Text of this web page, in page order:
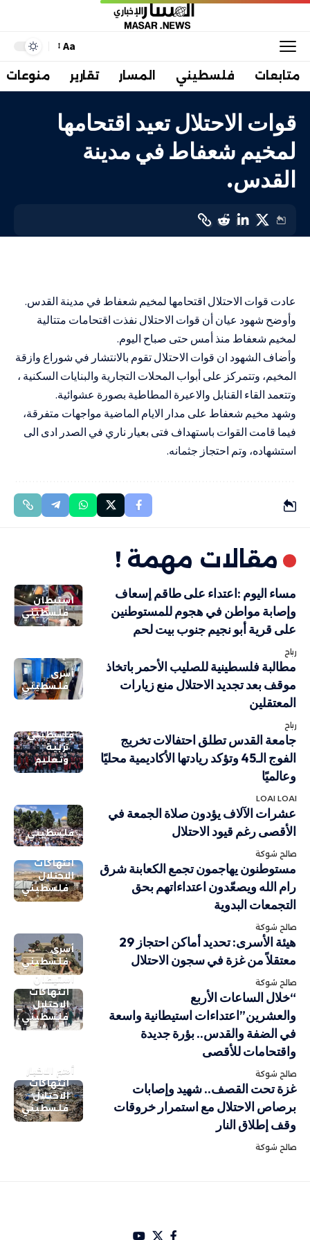
Aa
متابعات فلسطيني المسار تقارير منوعات
قوات الاحتلال تعيد اقتحامها
لمخيم شعفاط في مدينة
القدس.
عادت قوات الاحتلال اقتحامها لمخيم شعفاط في مدينة القدس.
وأوضح شهود عيان أن قوات الاحتلال نفذت اقتحامات متتالية
لمخيم شعفاط منذ أمس حتى صباح اليوم.
وأضاف الشهود ان قوات الاحتلال تقوم بالانتشار في شوراع وازقة
المخيم، وتتمركز على أبواب المحلات التجارية والبنايات السكنية ،
وتتعمد القاء القنابل والاعيرة المطاطية بصورة عشوائية.
وشهد مخيم شعفاط على مدار الايام الماضية مواجهات متفرقة،
فيما قامت القوات باستهداف فتى بعيار ناري في الصدر ادى الى
استشهاده، وتم احتجاز جثمانه.
مقالات مهمة !
استيطان
فلسطيني
مساء اليوم :اعتداء على طاقم إسعاف
وإصابة مواطن في هجوم للمستوطنين
على قرية أبو نجيم جنوب بيت لحم
رباح
أسرى
فلسطيني
مطالبة فلسطينية للصليب الأحمر باتخاذ
موقف بعد تجديد الاحتلال منع زيارات
المعتقلين
رباح
فلسطيني
تربية
وتعليم
جامعة القدس تطلق احتفالات تخريج
الفوج الـ45 وتؤكد ريادتها الأكاديمية محليًا
وعالميًا
LOAI LOAI
فلسطيني
عشرات الآلاف يؤدون صلاة الجمعة في
الأقصى رغم قيود الاحتلال
صالح شوكة
انتهاكات
الاحتلال
فلسطيني
مستوطنون يهاجمون تجمع الكعابنة شرق
رام الله ويصعّدون اعتداءاتهم بحق
التجمعات البدوية
صالح شوكة
أسرى
فلسطيني
هيئة الأسرى: تحديد أماكن احتجاز 29
معتقلاً من غزة في سجون الاحتلال
صالح شوكة
استيطان
انتهاكات
الاحتلال
فلسطيني
“خلال الساعات الأربع
والعشرين”اعتداءات استيطانية واسعة
في الضفة والقدس.. بؤرة جديدة
واقتحامات للأقصى
صالح شوكة
أهم الاخبار
انتهاكات
الاحتلال
فلسطيني
غزة تحت القصف.. شهيد وإصابات
برصاص الاحتلال مع استمرار خروقات
وقف إطلاق النار
صالح شوكة